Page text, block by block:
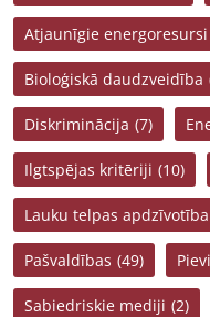
Atjaunīgie energoresursi
Bioloģiskā daudzveidība
Diskriminācija (7)
Ilgtspējas kritēriji (10)
Lauku telpas apdzīvotība
Pašvaldības (49)
Sabiedriskie mediji (2)